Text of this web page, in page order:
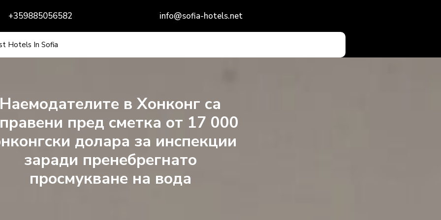
+359885056582 info@sofia-hotels.net
Hotels In Sofia
Наемодателите в Хонконг са
пред сметка от 17 000
долара за инспекции
заради пренебрегнато
просмукване на вода